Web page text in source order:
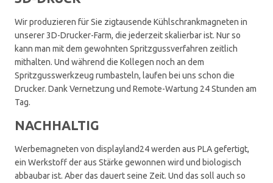
Wir produzieren für Sie zigtausende Kühlschrankmagneten in
unserer 3D-Drucker-Farm, die jederzeit skalierbar ist. Nur so
kann man mit dem gewohnten Spritzgussverfahren zeitlich
mithalten. Und während die Kollegen noch an dem
Spritzgusswerkzeug rumbasteln, laufen bei uns schon die
Drucker. Dank Vernetzung und Remote-Wartung 24 Stunden am
Tag.
NACHHALTIG
Werbemagneten von displayland24 werden aus PLA gefertigt,
ein Werkstoff der aus Stärke gewonnen wird und biologisch
abbaubar ist. Aber das dauert seine Zeit. Und das soll auch so